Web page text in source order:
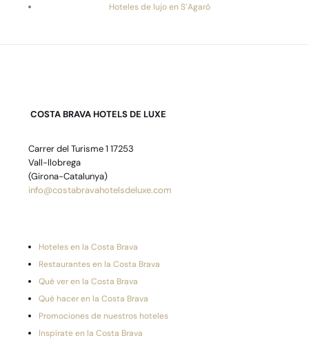
Hoteles de lujo en S’Agaró
COSTA BRAVA HOTELS DE LUXE
Carrer del Turisme 1 17253
Vall-llobrega
(Girona-Catalunya)
info@costabravahotelsdeluxe.com
Hoteles en la Costa Brava
Restaurantes en la Costa Brava
Qué ver en la Costa Brava
Qué hacer en la Costa Brava
Promociones de nuestros hoteles
Inspírate en la Costa Brava